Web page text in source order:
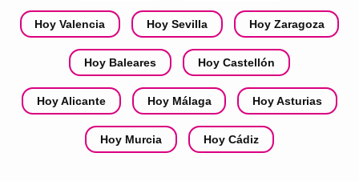
Hoy Valencia Hoy Sevilla Hoy Zaragoza
Hoy Baleares Hoy Castellón
Hoy Alicante Hoy Málaga Hoy Asturias
Hoy Murcia Hoy Cádiz